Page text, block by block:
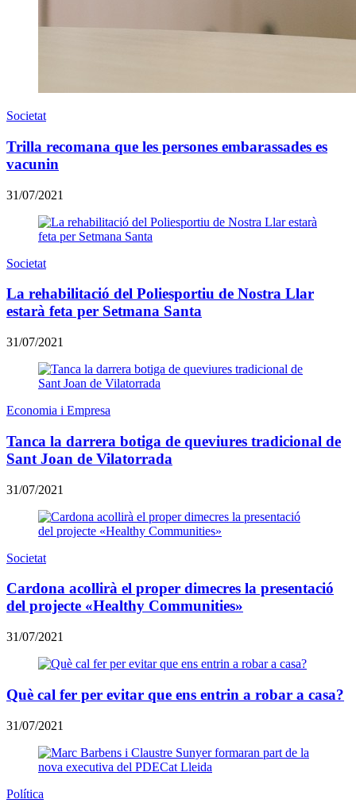
Societat
Trilla recomana que les persones embarassades es
vacunin
31/07/2021
Societat
La rehabilitació del Poliesportiu de Nostra Llar
estarà feta per Setmana Santa
31/07/2021
Economia i Empresa
Tanca la darrera botiga de queviures tradicional de
Sant Joan de Vilatorrada
31/07/2021
Societat
Cardona acollirà el proper dimecres la presentació
del projecte «Healthy Communities»
31/07/2021
Què cal fer per evitar que ens entrin a robar a casa?
31/07/2021
Política